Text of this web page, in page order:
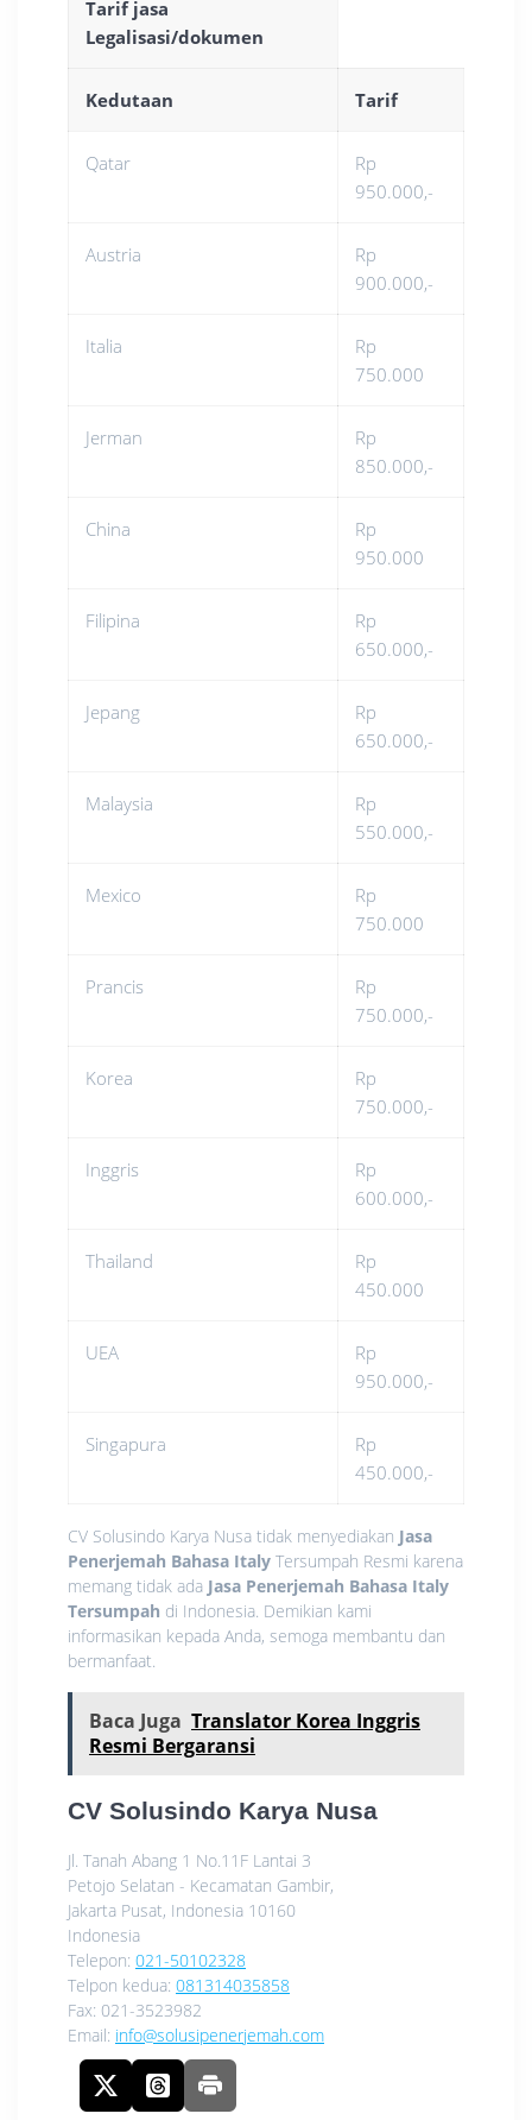
Tarif jasa
Legalisasi/dokumen
Kedutaan Tarif
Qatar
Rp
950.000,-
Austria
Rp
900.000,-
Italia
Rp
750.000
Jerman
Rp
850.000,-
China
Rp
950.000
Filipina
Rp
650.000,-
Jepang
Rp
650.000,-
Malaysia
Rp
550.000,-
Mexico
Rp
750.000
Prancis
Rp
750.000,-
Korea
Rp
750.000,-
Inggris
Rp
600.000,-
Thailand
Rp
450.000
UEA
Rp
950.000,-
Singapura
Rp
450.000,-
CV Solusindo Karya Nusa tidak menyediakan Jasa
Penerjemah Bahasa Italy Tersumpah Resmi karena
memang tidak ada Jasa Penerjemah Bahasa Italy
Tersumpah di Indonesia. Demikian kami
informasikan kepada Anda, semoga membantu dan
bermanfaat.
Baca Juga Translator Korea Inggris
Resmi Bergaransi
CV Solusindo Karya Nusa
Jl. Tanah Abang 1 No.11F Lantai 3
Petojo Selatan - Kecamatan Gambir,
Jakarta Pusat, Indonesia 10160
Indonesia
Telepon: 021-50102328
Telpon kedua: 081314035858
Fax: 021-3523982
Email: info@solusipenerjemah.com